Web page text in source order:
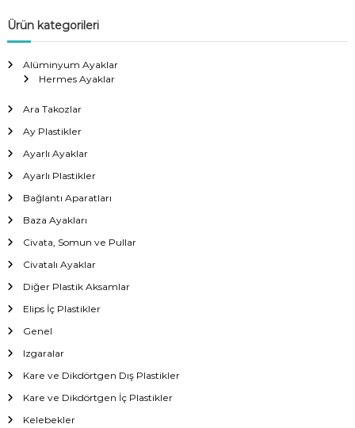
Ürün kategorileri
Alüminyum Ayaklar
Hermes Ayaklar
Ara Takozlar
Ay Plastikler
Ayarlı Ayaklar
Ayarlı Plastikler
Bağlantı Aparatları
Baza Ayakları
Civata, Somun ve Pullar
Civatalı Ayaklar
Diğer Plastik Aksamlar
Elips İç Plastikler
Genel
Izgaralar
Kare ve Dikdörtgen Dış Plastikler
Kare ve Dikdörtgen İç Plastikler
Kelebekler